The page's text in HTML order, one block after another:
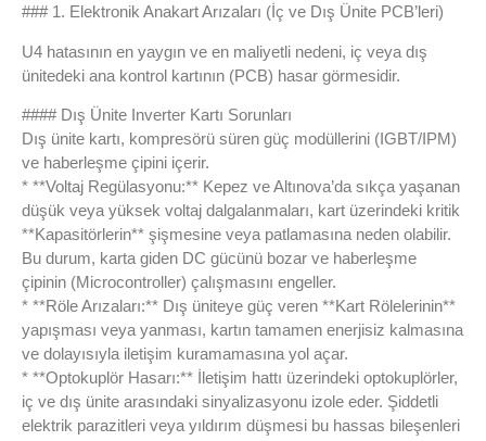
### 1. Elektronik Anakart Arızaları (İç ve Dış Ünite PCB’leri)
U4 hatasının en yaygın ve en maliyetli nedeni, iç veya dış
ünitedeki ana kontrol kartının (PCB) hasar görmesidir.
#### Dış Ünite Inverter Kartı Sorunları
Dış ünite kartı, kompresörü süren güç modüllerini (IGBT/IPM)
ve haberleşme çipini içerir.
* **Voltaj Regülasyonu:** Kepez ve Altınova’da sıkça yaşanan
düşük veya yüksek voltaj dalgalanmaları, kart üzerindeki kritik
**Kapasitörlerin** şişmesine veya patlamasına neden olabilir.
Bu durum, karta giden DC gücünü bozar ve haberleşme
çipinin (Microcontroller) çalışmasını engeller.
* **Röle Arızaları:** Dış üniteye güç veren **Kart Rölelerinin**
yapışması veya yanması, kartın tamamen enerjisiz kalmasına
ve dolayısıyla iletişim kuramamasına yol açar.
* **Optokuplör Hasarı:** İletişim hattı üzerindeki optokuplörler,
iç ve dış ünite arasındaki sinyalizasyonu izole eder. Şiddetli
elektrik parazitleri veya yıldırım düşmesi bu hassas bileşenleri